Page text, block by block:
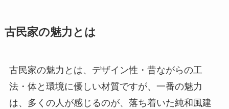
古民家の魅力とは
古民家の魅力とは、デザイン性・昔ながらの工
法・体と環境に優しい材質ですが、一番の魅力
は、多くの人が感じるのが、落ち着いた純和風建